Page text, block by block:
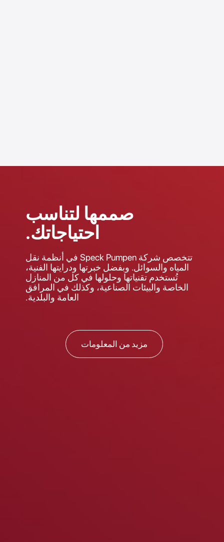
صممها لتناسب
احتياجاتك.
تتخصص شركة Speck Pumpen في أنظمة نقل
المياه والسوائل. وبفضل خبرتها ودرايتها الفنية،
تُستخدم تقنياتها وحلولها في كل من المنازل
الخاصة والبيئات الصناعية، وكذلك في المرافق
العامة والبلدية.
مزيد من المعلومات